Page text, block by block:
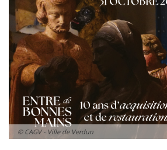
© CAGV - Ville de Verdun